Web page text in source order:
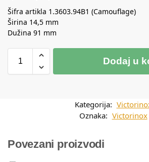
Šifra artikla 1.3603.94B1 (Camouflage)
Širina 14,5 mm
Dužina 91 mm
Dodaj u
Kategorija:
Oznaka: Victorinox
Povezani proizvodi